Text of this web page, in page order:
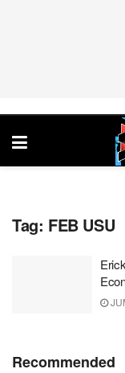
Tag: FEB USU
Recommended